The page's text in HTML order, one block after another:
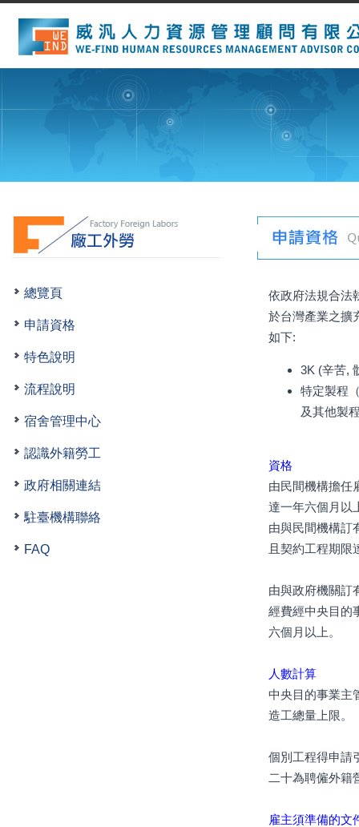
總覽頁
申請資格
特色說明
流程說明
宿舍管理中心
認識外籍勞工
政府相關連結
駐臺機構聯絡
FAQ
依政府法規合法
於台灣產業之擴
如下:
3K (辛苦,
特定製程
及其他製
資格
由民間機構擔任
達一年六個月以
由與民間機構訂
且契約工程期限
由與政府機關訂
經費經中央目的
六個月以上。
人數計算
中央目的事業主
造工總量上限。
個別工程得申請
二十為聘僱外籍
雇主須準備的文